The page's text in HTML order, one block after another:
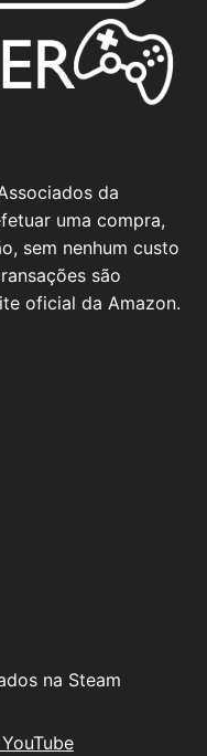
da
uma compra,
sem nenhum custo
são
oficial da Amazon.
na Steam